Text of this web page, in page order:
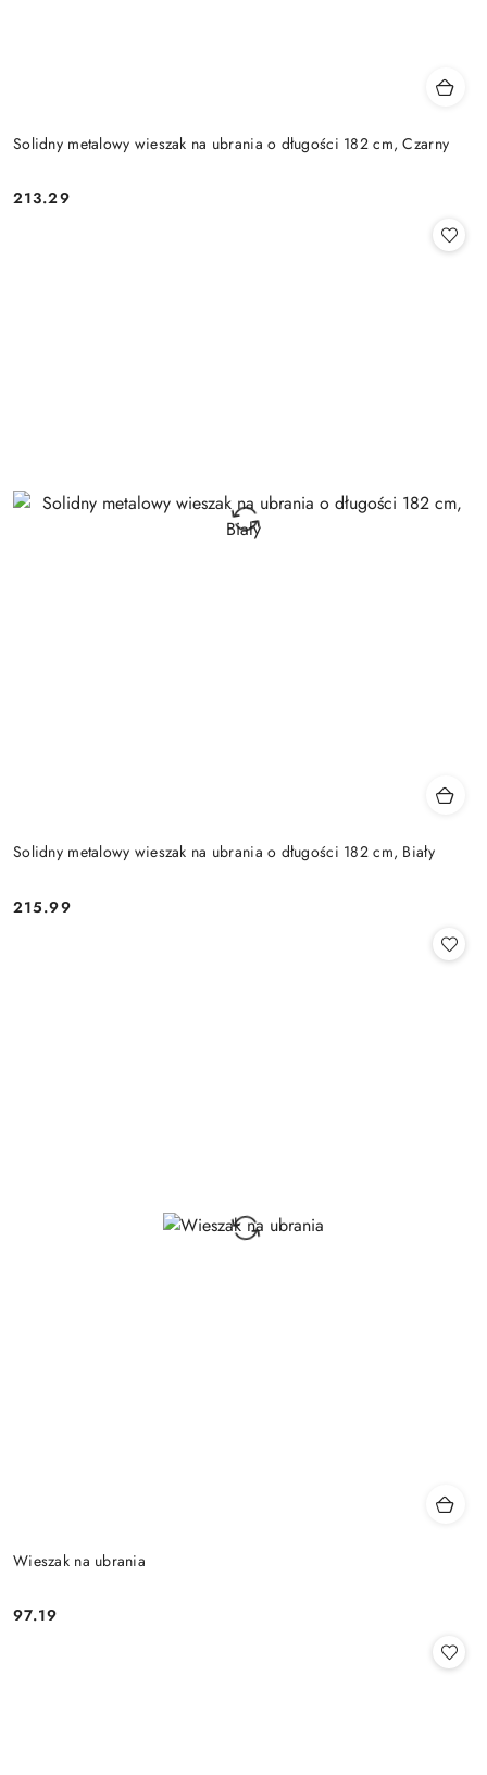
Solidny metalowy wieszak na ubrania o długości 182 cm, Czarny
Cena:
213.29
Solidny metalowy wieszak na ubrania o długości 182 cm, Biały
Cena:
215.99
Wieszak na ubrania
Cena:
97.19